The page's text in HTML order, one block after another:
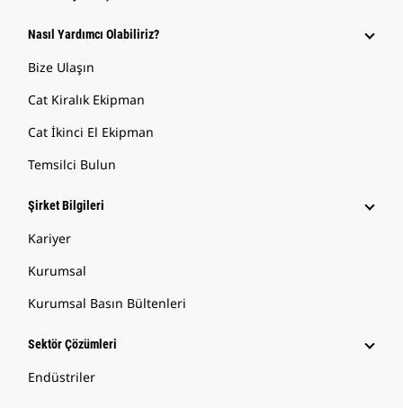
Nasıl Yardımcı Olabiliriz?
Bize Ulaşın
Cat Kiralık Ekipman
Cat İkinci El Ekipman
Temsilci Bulun
Şirket Bilgileri
Kariyer
Kurumsal
Kurumsal Basın Bültenleri
Sektör Çözümleri
Endüstriler